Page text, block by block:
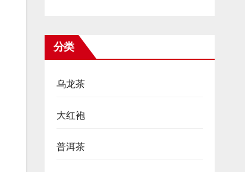
分类
乌龙茶
大红袍
普洱茶